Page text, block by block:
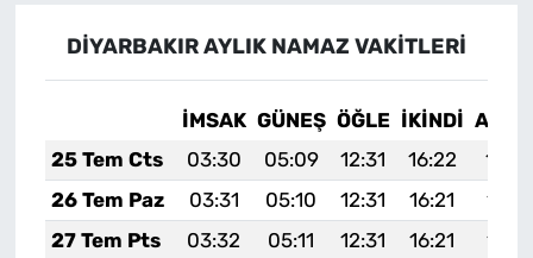
DİYARBAKIR AYLIK NAMAZ VAKITLERI
İMSAK GÜNEŞ ÖĞLE İKINDI
25 Tem Cts
03:30 05:09 12:31 16:22
26 Tem Paz
03:31 05:10 12:31 16:21
19:41
27 Tem Pts
03:32 05:11 12:31 16:21
19:41